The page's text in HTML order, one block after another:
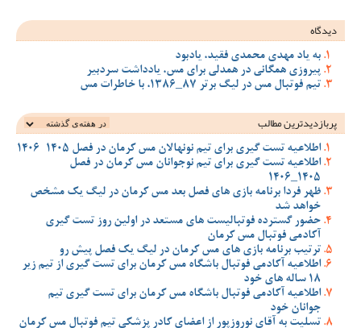
دیدگاه
به یاد مهدی محمدی فقید، یادبود
پیروزی همگانی در همدلی برای مس، یادداشت سردبیر
تیم فوتبال مس در لیگ برتر 87_1386، با خاطرات مس
پربازدیدترین‌ مطالب
اطلاعیه تست گیری برای تیم نونهالان مس کرمان در فصل 1405-1406
اطلاعیه تست گیری برای تیم نوجوانان مس کرمان در فصل
1405_1406
ظهر فردا برنامه بازی های فصل بعد مس کرمان در لیگ یک مشخص
خواهد شد
حضور گسترده فوتبالیست های مستعد در اولین روز تست گیری
آکادمی فوتبال مس کرمان
ترتیب برنامه بازی های مس کرمان در لیگ یک فصل پیش رو
اطلاعیه آکادمی فوتبال باشگاه مس کرمان برای تست گیری از تیم زیر
18 ساله های خود
اطلاعیه آکادمی فوتبال باشگاه مس کرمان برای تست گیری تیم
جوانان خود
تسلیت به آقای نوروزپور از اعضای کادر پزشکی تیم فوتبال مس کرمان